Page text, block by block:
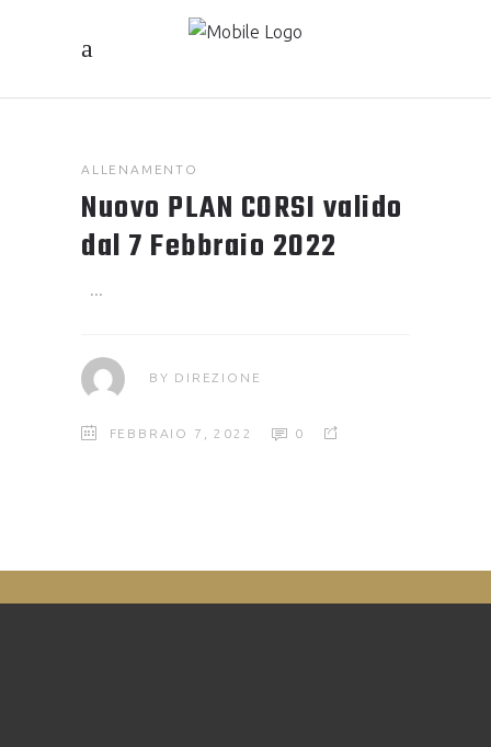
ALLENAMENTO
Nuovo PLAN CORSI valido
dal 7 Febbraio 2022
BY DIREZIONE
FEBBRAIO 7, 2022 0